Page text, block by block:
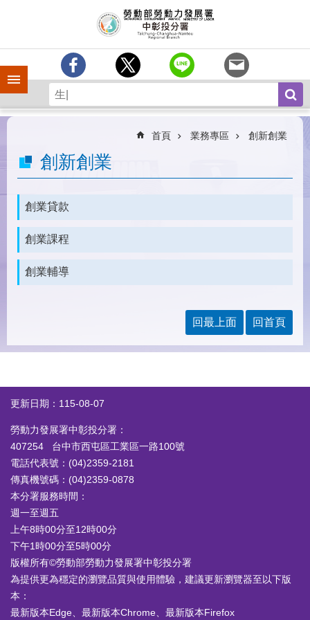
手機側欄
中
分
簡
業
務
為
服
區
網
站
導
覽
回
首
頁
English
民
意
信
箱
常
見
問
雙
語
詞
首頁 業務專區 創新創業
創新創業
創業貸款
創業課程
創業輔導
回最上面 回首頁
更新日期：115-08-07
勞動力發展署中彰投分署：
407254 台中市西屯區工業區一路100號
電話代表號：(04)2359-2181
傳真機號碼：(04)2359-0878
本分署服務時間：
週一至週五
上午8時00分至12時00分
下午1時00分至5時00分
版權所有©勞動部勞動力發展署中彰投分署
為提供更為穩定的瀏覽品質與使用體驗，建議更新瀏覽器至以下版
本：
最新版本Edge、最新版本Chrome、最新版本Firefox